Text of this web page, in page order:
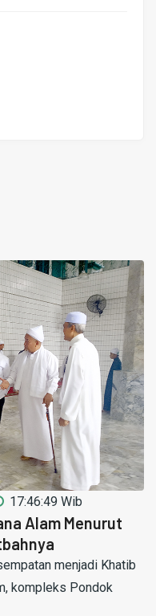
17:46:49 Wib
Alam Menurut
menjadi Khatib
kompleks Pondok